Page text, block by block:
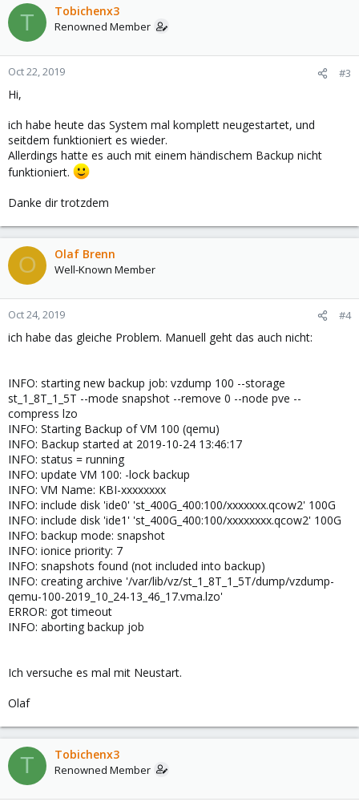
T Tobichenx3
Renowned Member
Oct 22, 2019 #3
Hi,
ich habe heute das System mal komplett neugestartet, und
seitdem funktioniert es wieder.
Allerdings hatte es auch mit einem händischem Backup nicht
funktioniert.
Danke dir trotzdem
O Olaf Brenn
Well-Known Member
Oct 24, 2019 #4
ich habe das gleiche Problem. Manuell geht das auch nicht:
INFO: starting new backup job: vzdump 100 --storage
st_1_8T_1_5T --mode snapshot --remove 0 --node pve --
compress lzo
INFO: Starting Backup of VM 100 (qemu)
INFO: Backup started at 2019-10-24 13:46:17
INFO: status = running
INFO: update VM 100: -lock backup
INFO: VM Name: KBI-xxxxxxxx
INFO: include disk 'ide0' 'st_400G_400:100/xxxxxxx.qcow2' 100G
INFO: include disk 'ide1' 'st_400G_400:100/xxxxxxxx.qcow2' 100G
INFO: backup mode: snapshot
INFO: ionice priority: 7
INFO: snapshots found (not included into backup)
INFO: creating archive '/var/lib/vz/st_1_8T_1_5T/dump/vzdump-
qemu-100-2019_10_24-13_46_17.vma.lzo'
ERROR: got timeout
INFO: aborting backup job
Ich versuche es mal mit Neustart.
Olaf
T Tobichenx3
Renowned Member